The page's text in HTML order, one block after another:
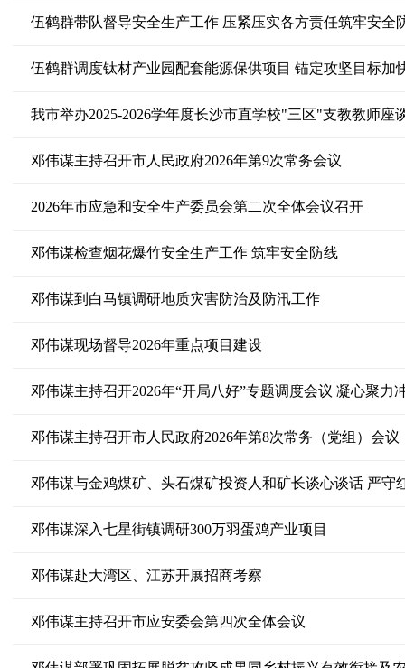
伍鹤群带队督导安全生产工作 压紧压实各方责任筑牢安全
伍鹤群调度钛材产业园配套能源保供项目 锚定攻坚目标加
我市举办2025-2026学年度长沙市直学校"三区"支教教师座
邓伟谋主持召开市人民政府2026年第9次常务会议
2026年市应急和安全生产委员会第二次全体会议召开
邓伟谋检查烟花爆竹安全生产工作 筑牢安全防线
邓伟谋到白马镇调研地质灾害防治及防汛工作
邓伟谋现场督导2026年重点项目建设
邓伟谋主持召开2026年“开局八好”专题调度会议 凝心聚力
邓伟谋主持召开市人民政府2026年第8次常务（党组）会议
邓伟谋深入七星街镇调研300万羽蛋鸡产业项目
邓伟谋赴大湾区、江苏开展招商考察
邓伟谋主持召开市应安委会第四次全体会议